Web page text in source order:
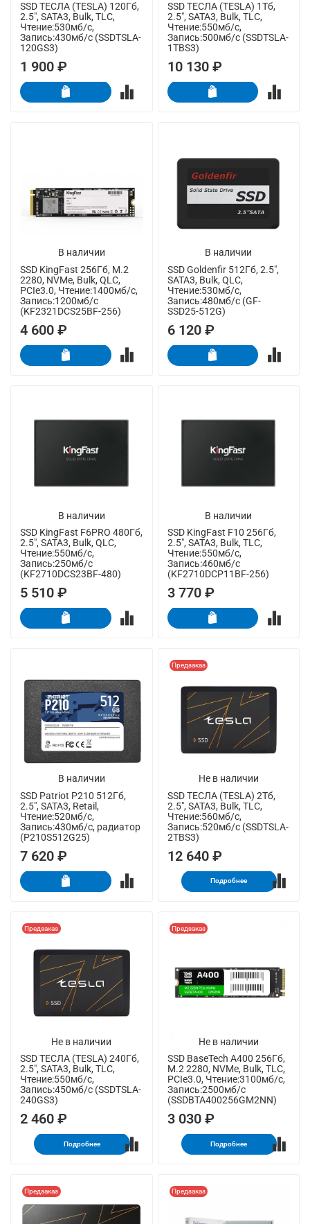
SSD ТЕСЛА (TESLA) 120Гб,
2.5", SATA3, Bulk, TLC,
Чтение:530мб/с,
Запись:430мб/с (SSDTSLA-
120GS3)
1 900 ₽
SSD ТЕСЛА (TESLA) 1Тб,
2.5", SATA3, Bulk, TLC,
Чтение:550мб/с,
Запись:500мб/с (SSDTSLA-
1TBS3)
10 130 ₽
В наличии
SSD KingFast 256Гб, M.2
2280, NVMe, Bulk, QLC,
PCIe3.0, Чтение:1400мб/с,
Запись:1200мб/с
(KF2321DCS25BF-256)
4 600 ₽
В наличии
SSD Goldenfir 512Гб, 2.5",
SATA3, Bulk, QLC,
Чтение:530мб/с,
Запись:480мб/с (GF-
SSD25-512G)
6 120 ₽
В наличии
SSD KingFast F6PRO 480Гб,
2.5", SATA3, Bulk, QLC,
Чтение:550мб/с,
Запись:250мб/с
(KF2710DCS23BF-480)
5 510 ₽
В наличии
SSD KingFast F10 256Гб,
2.5", SATA3, Bulk, TLC,
Чтение:550мб/с,
Запись:460мб/с
(KF2710DCP11BF-256)
3 770 ₽
В наличии
SSD Patriot P210 512Гб,
2.5", SATA3, Retail,
Чтение:520мб/с,
Запись:430мб/с, радиатор
(P210S512G25)
7 620 ₽
Не в наличии
Предзаказ
SSD ТЕСЛА (TESLA) 2Тб,
2.5", SATA3, Bulk, TLC,
Чтение:560мб/с,
Запись:520мб/с (SSDTSLA-
2TBS3)
12 640 ₽
Подробнее
Не в наличии
Предзаказ
SSD ТЕСЛА (TESLA) 240Гб,
2.5", SATA3, Bulk, TLC,
Чтение:550мб/с,
Запись:450мб/с (SSDTSLA-
240GS3)
2 460 ₽
Подробнее
Не в наличии
Предзаказ
SSD BaseTech A400 256Гб,
M.2 2280, NVMe, Bulk, TLC,
PCIe3.0, Чтение:3100мб/с,
Запись:2500мб/с
(SSDBTA400256GM2NN)
3 030 ₽
Подробнее
Предзаказ Предзаказ